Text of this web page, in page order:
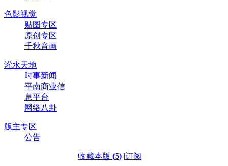
色影视觉
贴图专区
原创专区
千秋音画
灌水天地
时事新闻
平南商业信
息平台
网络八卦
版主专区
公告
收藏本版 (5) |订阅